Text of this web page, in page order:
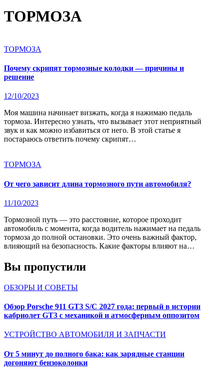
ТОРМОЗА
ТОРМОЗА
Почему скрипят тормозные колодки — причины и
решение
12/10/2023
Моя машина начинает визжать, когда я нажимаю педаль
тормоза. Интересно узнать, что вызывает этот неприятный
звук и как можно избавиться от него. В этой статье я
постараюсь ответить почему скрипят…
ТОРМОЗА
От чего зависит длина тормозного пути автомобиля?
11/10/2023
Тормозной путь — это расстояние, которое проходит
автомобиль с момента, когда водитель нажимает на педаль
тормоза до полной остановки. Это очень важный фактор,
влияющий на безопасность. Какие факторы влияют на…
Вы пропустили
ОБЗОРЫ И СОВЕТЫ
Обзор Porsche 911 GT3 S/C 2027 года: первый в истории
кабриолет GT3 с механикой и атмосферным оппозитом
УСТРОЙСТВО АВТОМОБИЛЯ И ЗАПЧАСТИ
От 5 минут до полного бака: как зарядные станции
догоняют бензоколонки